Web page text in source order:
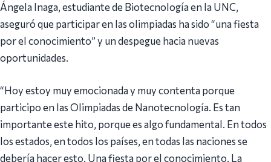
Ángela Inaga, estudiante de Biotecnología en la UNC,
aseguró que participar en las olimpiadas ha sido “una fiesta
por el conocimiento” y un despegue hacia nuevas
oportunidades.
“Hoy estoy muy emocionada y muy contenta porque
participo en las Olimpiadas de Nanotecnología. Es tan
importante este hito, porque es algo fundamental. En todos
los estados, en todos los países, en todas las naciones se
debería hacer esto. Una fiesta por el conocimiento. La